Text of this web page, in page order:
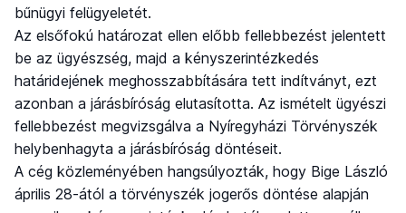
bűnügyi felügyeletét.
Az elsőfokú határozat ellen előbb fellebbezést jelentett
be az ügyészség, majd a kényszerintézkedés
határidejének meghosszabbítására tett indítványt, ezt
azonban a járásbíróság elutasította. Az ismételt ügyészi
fellebbezést megvizsgálva a Nyíregyházi Törvényszék
helybenhagyta a járásbíróság döntéseit.
A cég közleményében hangsúlyozták, hogy Bige László
április 28-ától a törvényszék jogerős döntése alapján